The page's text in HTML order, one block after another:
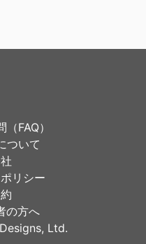
FAQ）
ついて
リシー
の方へ
Ltd.